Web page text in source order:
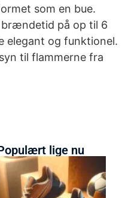
som en bue.
brændetid på op til 6
elegant og funktionel.
til flammerne fra
lige nu